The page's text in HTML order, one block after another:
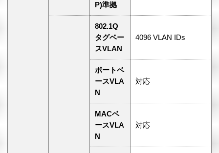
P)準拠
802.1Q
タグベー
スVLAN
4096 VLAN IDs
ポートベ
ースVLA
N
対応
MACベ
ースVLA
N
対応